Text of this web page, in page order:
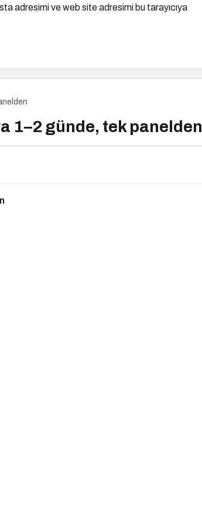
adresimi ve web site adresimi bu tarayıcıya
1–2 günde, tek panelden